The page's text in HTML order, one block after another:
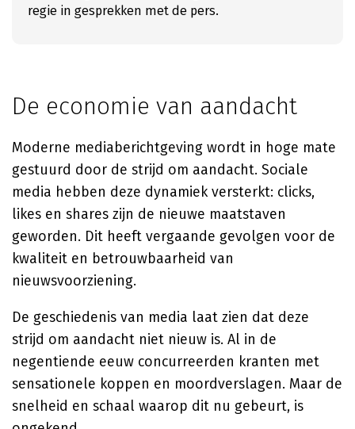
regie in gesprekken met de pers.
De economie van aandacht
Moderne mediaberichtgeving wordt in hoge mate
gestuurd door de strijd om aandacht. Sociale
media hebben deze dynamiek versterkt: clicks,
likes en shares zijn de nieuwe maatstaven
geworden. Dit heeft vergaande gevolgen voor de
kwaliteit en betrouwbaarheid van
nieuwsvoorziening.
De geschiedenis van media laat zien dat deze
strijd om aandacht niet nieuw is. Al in de
negentiende eeuw concurreerden kranten met
sensationele koppen en moordverslagen. Maar de
snelheid en schaal waarop dit nu gebeurt, is